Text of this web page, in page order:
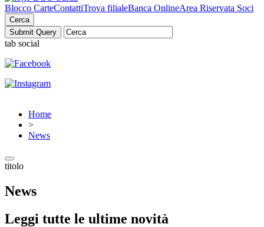
Blocco CarteContattiTrova filialeBanca OnlineArea Riservata Soci
Cerca
tab social
Home
>
News
titolo
News
Leggi tutte le ultime novità